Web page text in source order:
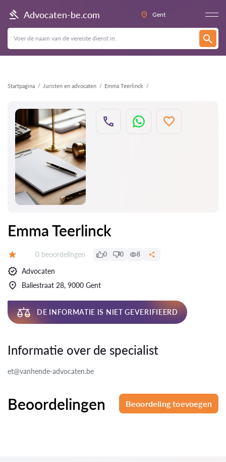
Advocaten-be.com Gent
Startpagina Juristen en advocaten Emma Teerlinck
Terug
Emma Teerlinck
Beoordelingen:
0 beoordelingen 0 0 8
Advocaten
Baliestraat 28, 9000 Gent
DE INFORMATIE IS NIET GEVERIFIEERD
Informatie over de specialist
et@vanhende-advocaten.be
Beoordelingen Beoordeling toevoegen